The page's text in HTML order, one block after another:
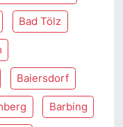
Bad Tölz
Baiersdorf
Barbing